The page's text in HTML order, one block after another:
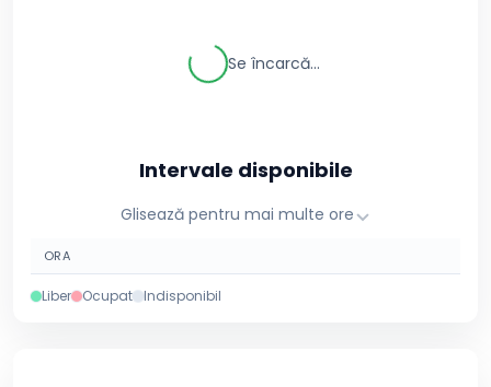
Se încarcă...
Intervale disponibile
Glisează pentru mai multe ore
ORA
Liber Ocupat Indisponibil